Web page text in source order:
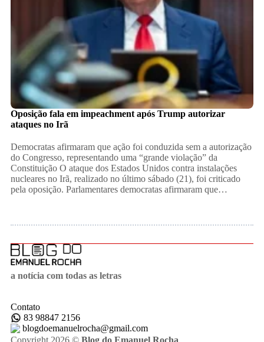
Oposição fala em impeachment após Trump autorizar
ataques no Irã
Democratas afirmaram que ação foi conduzida sem a autorização
do Congresso, representando uma “grande violação” da
Constituição O ataque dos Estados Unidos contra instalações
nucleares no Irã, realizado no último sábado (21), foi criticado
pela oposição. Parlamentares democratas afirmaram que…
a notícia com todas as letras
Contato
83 98847 2156
blogdoemanuelrocha@gmail.com
Copyright 2026 © Blog do Emanuel Rocha